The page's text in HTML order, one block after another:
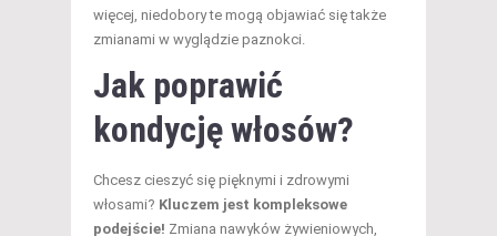
więcej, niedobory te mogą objawiać się także
zmianami w wyglądzie paznokci.
Jak poprawić
kondycję włosów?
Chcesz cieszyć się pięknymi i zdrowymi
włosami? Kluczem jest kompleksowe
podejście! Zmiana nawyków żywieniowych,